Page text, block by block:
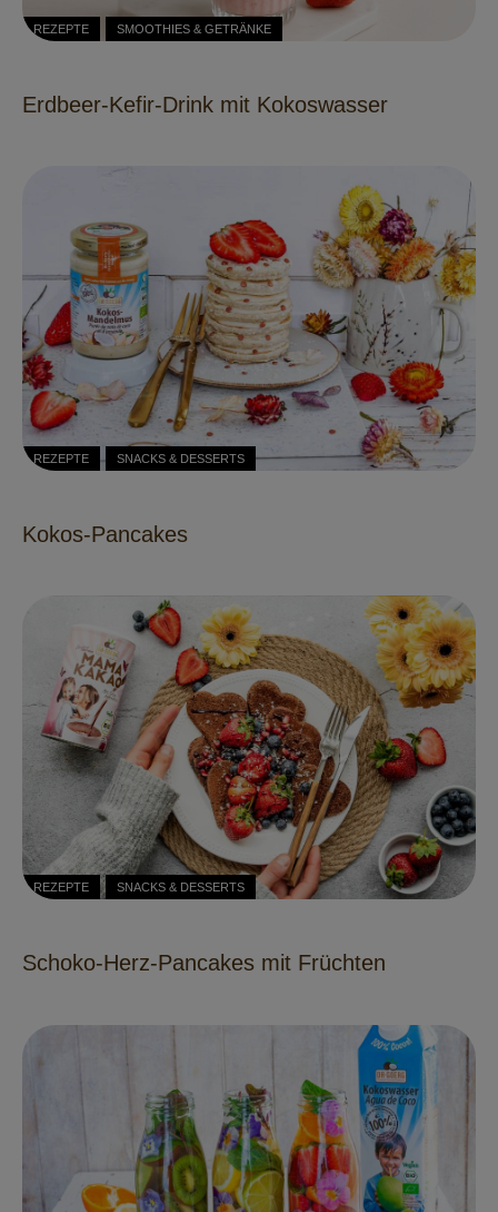
REZEPTE SMOOTHIES & GETRÄNKE
Erdbeer-Kefir-Drink mit Kokoswasser
REZEPTE SNACKS & DESSERTS
Kokos-Pancakes
REZEPTE SNACKS & DESSERTS
Schoko-Herz-Pancakes mit Früchten